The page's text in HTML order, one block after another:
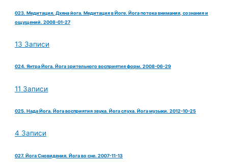
023. Медитация. Дхяна йога. Медитация в Йоге. Йога потока внимания, сознания и
ощущений. 2008-01-27
13 Записи
024. Янтра Йога. Йога зрительного восприятия форм. 2008-06-29
11 Записи
025. Нада Йога. Йога восприятия звука. Йога слуха. Йога музыки. 2012-10-25
4 Записи
027. Йога Сновидения. Йога во сне. 2007-11-13